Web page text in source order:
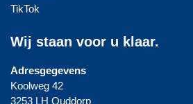
TikTok
Wij staan voor u klaar.
Adresgegevens
Koolweg 42
3253 LH Ouddorp